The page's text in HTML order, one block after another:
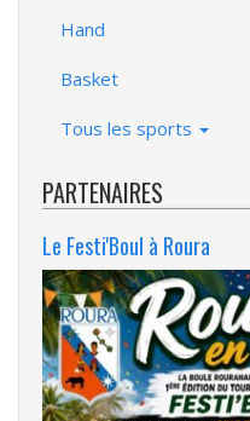
Hand
Basket
Tous les sports
PARTENAIRES
Le Festi'Boul à Roura